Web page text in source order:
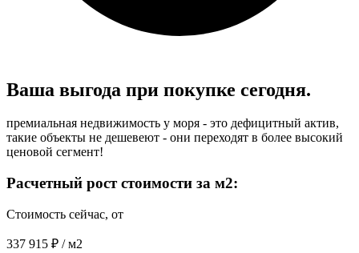
Ваша выгода при покупке сегодня.
премиальная недвижимость у моря - это дефицитный актив,
такие объекты не дешевеют - они переходят в более высокий
ценовой сегмент!
Расчетный рост стоимости за м2:
Стоимость сейчас, от
337 915 ₽ / м2